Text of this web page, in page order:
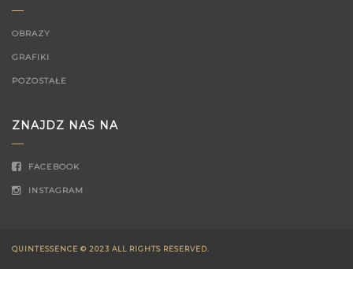
OBRAZY
GRAFIKI
POZOSTAŁE
ZNAJDZ NAS NA
FACEBOOK
INSTAGRAM
QUINTESSENCE © 2023 ALL RIGHTS RESERVED.